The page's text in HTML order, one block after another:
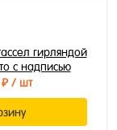
гирляндой
с надписью
₽/ шт